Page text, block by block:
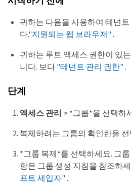
귀하는 다음을 사용하여 테넌
다."지원되는 웹 브라우저" .
귀하는 루트 액세스 권한이 있
니다. 보다 "테넌트 관리 권한" .
단계
액세스 관리 > *그룹*을 선택하
복제하려는 그룹의 확인란을
*그룹 복제*를 선택하세요. 그
항은 그룹 생성 지침을 참조하
프트 세입자" .